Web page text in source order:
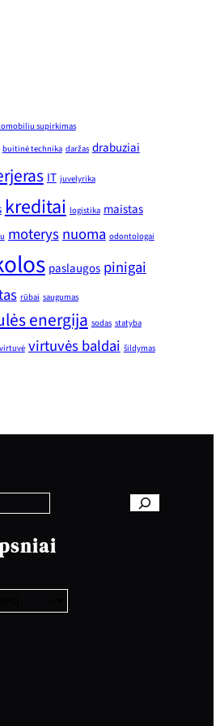
supirkimas
buitinė technika daržas drabuziai
IT juvelyrika
kreditai logistika maistas
moterys nuoma odontologai
paslaugos pinigai
rūbai saugumas
energija sodas statyba
virtuvė virtuvės baldai šildymas